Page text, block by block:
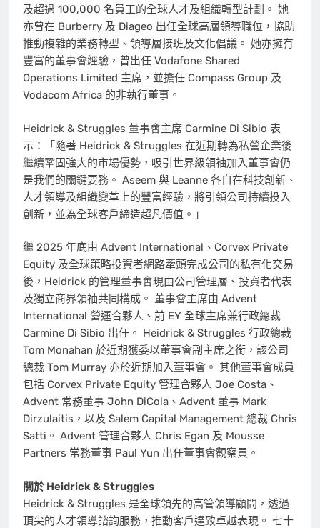
及超過 100,000 名員工的全球人才及組織轉型計劃。 她
亦曾在 Burberry 及 Diageo 出任全球高層領導職位，協助
推動複雜的業務轉型、領導層接班及文化倡議。 她亦擁有
豐富的董事會經驗，曾出任 Vodafone Shared
Operations Limited 主席，並擔任 Compass Group 及
Vodacom Africa 的非執行董事。
Heidrick & Struggles 董事會主席 Carmine Di Sibio 表
示：「隨著 Heidrick & Struggles 在近期轉為私營企業後
繼續鞏固強大的市場優勢，吸引世界級領袖加入董事會仍
是我們的關鍵要務。 Aseem 與 Leanne 各自在科技創新、
人才領導及組織變革上的豐富經驗，將引領公司持續投入
創新，並為全球客戶締造超凡價值。」
繼 2025 年底由 Advent International、Corvex Private
Equity 及全球策略投資者網路牽頭完成公司的私有化交易
後，Heidrick 的管理董事會現由公司管理層、投資者代表
及獨立商界領袖共同構成。 董事會主席由 Advent
International 營運合夥人、前 EY 全球主席兼行政總裁
Carmine Di Sibio 出任。 Heidrick & Struggles 行政總裁
Tom Monahan 於近期獲委以董事會副主席之銜，該公司
總裁 Tom Murray 亦於近期加入董事會。 其他董事會成員
包括 Corvex Private Equity 管理合夥人 Joe Costa、
Advent 常務董事 John DiCola、Advent 董事 Mark
Dirzulaitis，以及 Salem Capital Management 總裁 Chris
Satti。 Advent 管理合夥人 Chris Egan 及 Mousse
Partners 常務董事 Paul Yun 出任董事會觀察員。
關於 Heidrick & Struggles
Heidrick & Struggles 是全球領先的高管領導顧問，透過
頂尖的人才領導諮詢服務，推動客戶達致卓越表現。 七十